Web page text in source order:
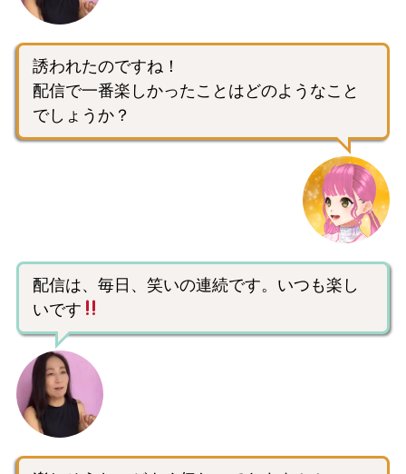
誘われたのですね！
配信で一番楽しかったことはどのようなこと
でしょうか？
配信は、毎日、笑いの連続です。いつも楽し
いです